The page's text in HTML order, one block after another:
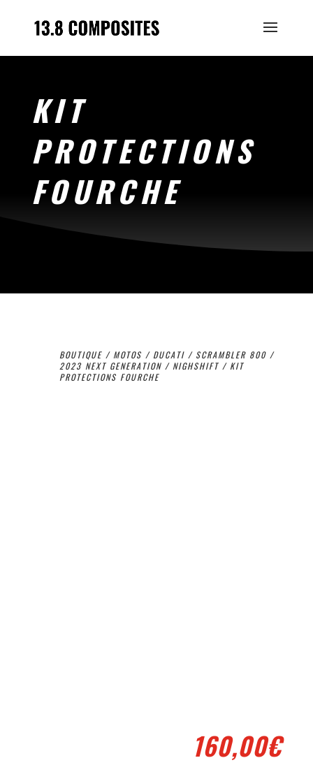
KIT
PROTECTIONS
FOURCHE
BOUTIQUE/ MOTOS / DUCATI/ SCRAMBLER 800/
2023 NEXT GENERATION/ NIGHSHIFT/ KIT
PROTECTIONS FOURCHE
160,00€